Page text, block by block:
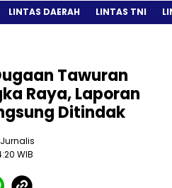
LINTAS DAERAH LINTAS TNI
Tawuran
Raya, Laporan
Ditindak
WIB